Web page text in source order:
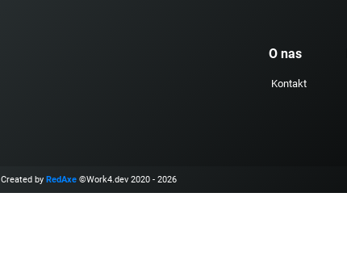
O nas
Kontakt
Created by RedAxe ©Work4.dev 2020 - 2026